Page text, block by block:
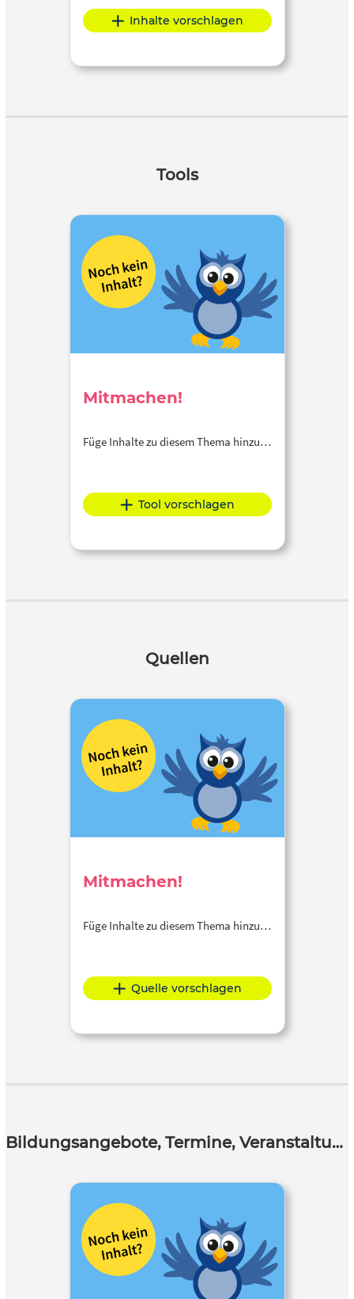
Inhalte vorschlagen
Tools
Mitmachen!
Füge Inhalte zu diesem Thema hinzu…
Tool vorschlagen
Quellen
Mitmachen!
Füge Inhalte zu diesem Thema hinzu…
Quelle vorschlagen
Bildungsangebote, Termine, Veranstaltungen